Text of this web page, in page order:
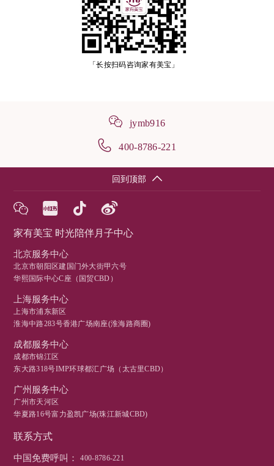
「长按扫码咨询家有美宝」
jymb916
400-8786-221
回到顶部
家有美宝 时光陪伴月子中心
北京服务中心
北京市朝阳区建国门外大街甲六号
华熙国际中心C座（国贸CBD）
上海服务中心
上海市浦东新区
淮海中路283号香港广场南座(淮海路商圈)
成都服务中心
成都市锦江区
东大路318号IMP环球都汇广场（太古里CBD）
广州服务中心
广州市天河区
华夏路16号富力盈凯广场(珠江新城CBD)
联系方式
中国免费呼叫： 400-8786-221